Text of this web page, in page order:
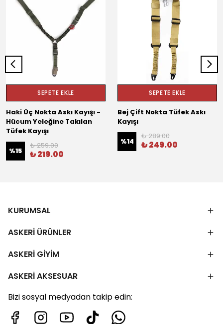
SEPETE EKLE
Haki Üç Nokta Askı Kayışı -
Hücum Yeleğine Takılan
Tüfek Kayışı
%15
₺ 259.00
₺ 219.00
SEPETE EKLE
Bej Çift Nokta Tüfek Askı
Kayışı
%14
₺ 289.00
₺ 249.00
KURUMSAL
ASKERİ ÜRÜNLER
ASKERİ GİYİM
ASKERİ AKSESUAR
Bizi sosyal medyadan takip edin: